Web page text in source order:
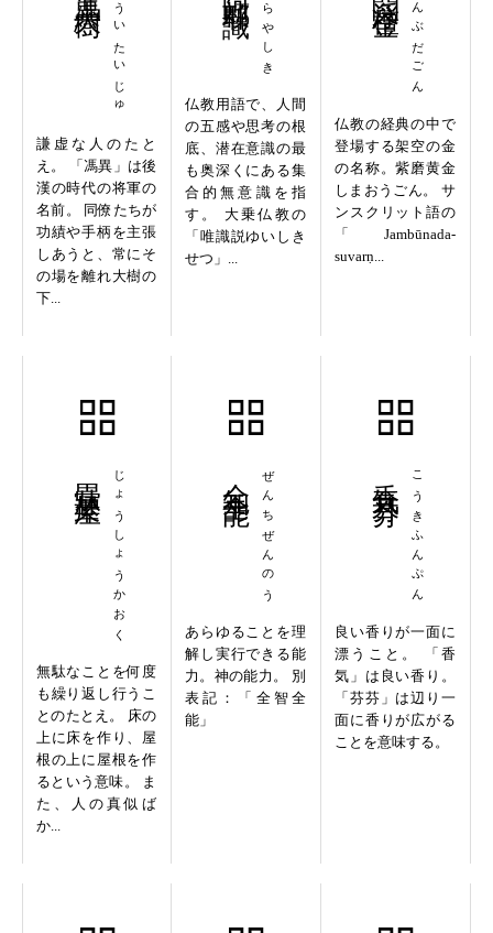
ふういたいじゅ
謙虚な人のたと
え。 「馮異」は後
漢の時代の将軍の
名前。 同僚たちが
功績や手柄を主張
しあうと、常にそ
の場を離れ大樹の
下...
あらやしき
仏教用語で、人間
の五感や思考の根
底、潜在意識の最
も奥深くにある集
合的無意識を指
す。 大乗仏教の
「唯識説ゆいしき
せつ」...
えんぶだごん
仏教の経典の中で
登場する架空の金
の名称。紫磨黄金
しまおうごん。 サ
ンスクリット語の
「Jambūnada-
suvarṇ...
じょうしょうかおく
無駄なことを何度
も繰り返し行うこ
とのたとえ。 床の
上に床を作り、屋
根の上に屋根を作
るという意味。 ま
た、人の真似ば
か...
ぜんちぜんのう
あらゆることを理
解し実行できる能
力。神の能力。 別
表記：「全智全
能」
こうきふんぷん
良い香りが一面に
漂うこと。 「香
気」は良い香り。
「芬芬」は辺り一
面に香りが広がる
ことを意味する。